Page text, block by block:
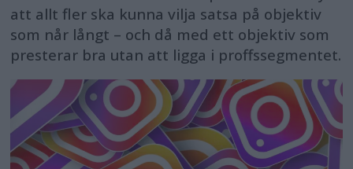
att allt fler ska kunna vilja satsa på objektiv
som når långt – och då med ett objektiv som
presterar bra utan att ligga i proffssegmentet.